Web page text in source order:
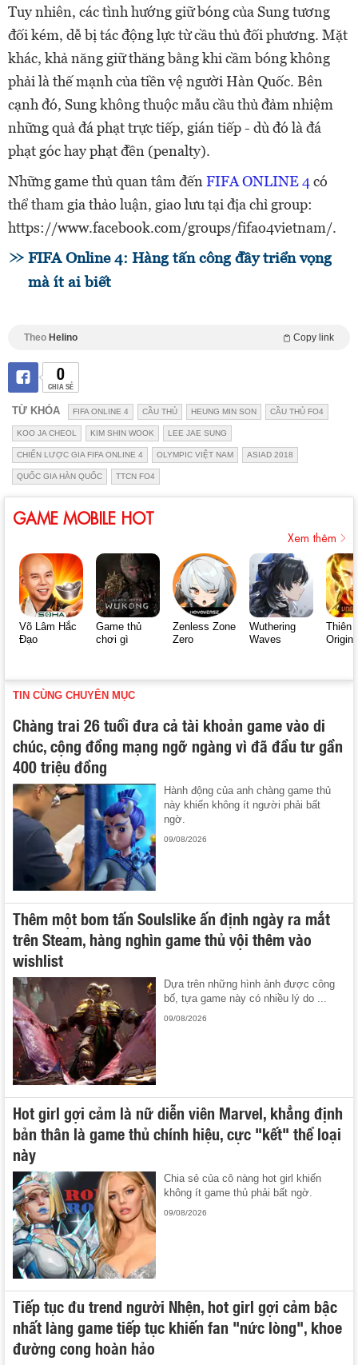
Tuy nhiên, các tình hướng giữ bóng của Sung tương
đối kém, dễ bị tác động lực từ cầu thủ đối phương. Mặt
khác, khả năng giữ thăng bằng khi cầm bóng không
phải là thế mạnh của tiền vệ người Hàn Quốc. Bên
cạnh đó, Sung không thuộc mẫu cầu thủ đảm nhiệm
những quả đá phạt trực tiếp, gián tiếp - dù đó là đá
phạt góc hay phạt đền (penalty).
Những game thủ quan tâm đến FIFA ONLINE 4có
thể tham gia thảo luận, giao lưu tại địa chỉ group:
https://www.facebook.com/groups/fifao4vietnam/.
FIFA Online 4: Hàng tấn công đầy triển vọng
mà ít ai biết
Theo Helino Copy link
0
CHIA SẺ
TỪ KHÓA FIFA ONLINE 4 CẦU THỦ HEUNG MIN SON CẦU THỦ FO4
KOO JA CHEOL KIM SHIN WOOK LEE JAE SUNG
CHIẾN LƯỢC GIA FIFA ONLINE 4 OLYMPIC VIỆT NAM ASIAD 2018
QUỐC GIA HÀN QUỐC TTCN FO4
GAME MOBILE HOT
Xem thêm
Võ Lâm Hắc
Đạo
Game thủ
chơi gì
Zenless Zone
Zero
Wuthering
Waves
Thiên
Origin
TIN CÙNG CHUYÊN MỤC
Chàng trai 26 tuổi đưa cả tài khoản game vào di
chúc, cộng đồng mạng ngỡ ngàng vì đã đầu tư gần
400 triệu đồng
Hành động của anh chàng game thủ
này khiến không ít người phải bất
ngờ.
09/08/2026
Thêm một bom tấn Soulslike ấn định ngày ra mắt
trên Steam, hàng nghìn game thủ vội thêm vào
wishlist
Dựa trên những hình ảnh được công
bố, tựa game này có nhiều lý do ...
09/08/2026
Hot girl gợi cảm là nữ diễn viên Marvel, khẳng định
bản thân là game thủ chính hiệu, cực "kết" thể loại
này
Chia sẻ của cô nàng hot girl khiến
không ít game thủ phải bất ngờ.
09/08/2026
Tiếp tục đu trend người Nhện, hot girl gợi cảm bậc
nhất làng game tiếp tục khiến fan "nức lòng", khoe
đường cong hoàn hảo